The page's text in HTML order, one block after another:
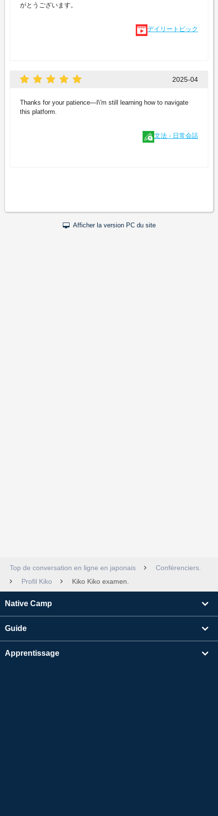
がとうございます。
デイリートピック
2025-04
Thanks for your patience—I\'m still learning how to navigate
this platform.
文法 - 日常会話
Afficher la version PC du site
Top de conversation en ligne en japonais
Conférenciers.
Profil Kiko
Kiko Kiko examen.
Native Camp
Guide
Apprentissage